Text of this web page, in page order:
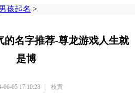
孩起名 >
的名字推荐-尊龙游戏人生就
是博
06-05 17:10:28 | 枝寅